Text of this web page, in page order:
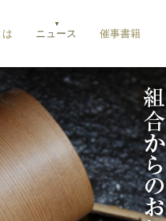
ニュース 催事書籍